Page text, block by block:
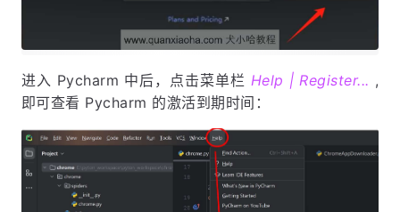
进入 Pycharm 中后，点击菜单栏 Help | Register... ,
即可查看 Pycharm 的激活到期时间：